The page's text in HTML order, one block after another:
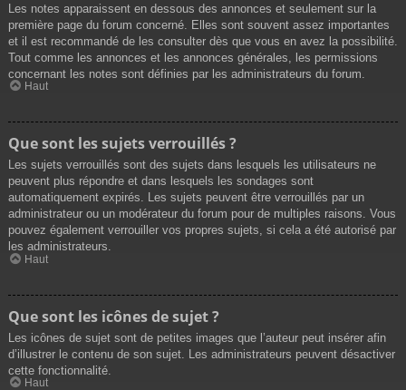
Les notes apparaissent en dessous des annonces et seulement sur la
première page du forum concerné. Elles sont souvent assez importantes
et il est recommandé de les consulter dès que vous en avez la possibilité.
Tout comme les annonces et les annonces générales, les permissions
concernant les notes sont définies par les administrateurs du forum.
Haut
Que sont les sujets verrouillés ?
Les sujets verrouillés sont des sujets dans lesquels les utilisateurs ne
peuvent plus répondre et dans lesquels les sondages sont
automatiquement expirés. Les sujets peuvent être verrouillés par un
administrateur ou un modérateur du forum pour de multiples raisons. Vous
pouvez également verrouiller vos propres sujets, si cela a été autorisé par
les administrateurs.
Haut
Que sont les icônes de sujet ?
Les icônes de sujet sont de petites images que l’auteur peut insérer afin
d’illustrer le contenu de son sujet. Les administrateurs peuvent désactiver
cette fonctionnalité.
Haut